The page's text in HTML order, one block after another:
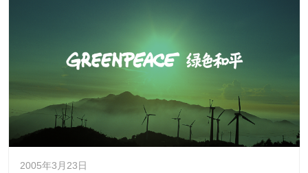
2005年3月23日